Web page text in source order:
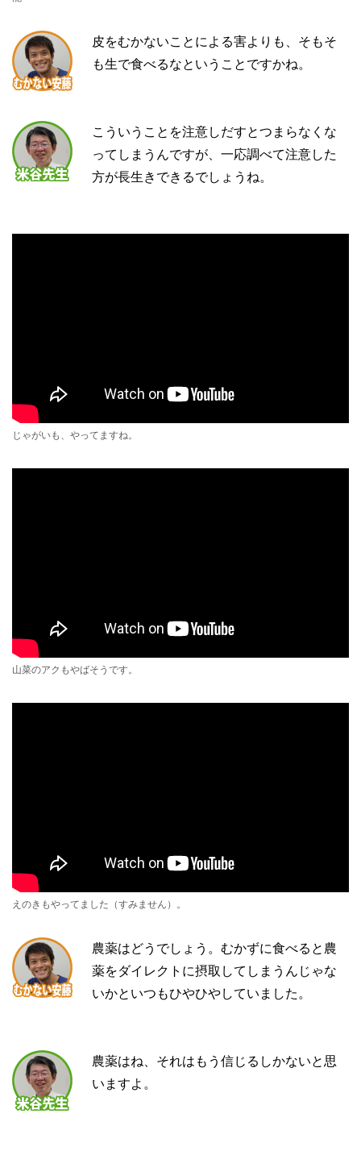
皮をむかないことによる害よりも、そもそ
も生で食べるなということですかね。
こういうことを注意しだすとつまらなくな
ってしまうんですが、一応調べて注意した
方が長生きできるでしょうね。
じゃがいも、やってますね。
山菜のアクもやばそうです。
えのきもやってました（すみません）。
農薬はどうでしょう。むかずに食べると農
薬をダイレクトに摂取してしまうんじゃな
いかといつもひやひやしていました。
農薬はね、それはもう信じるしかないと思
いますよ。